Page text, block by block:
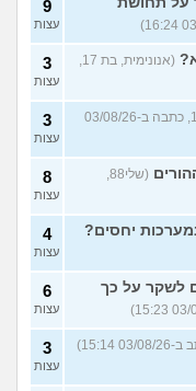
9
עצות
(אנונימית, בת 17,
3
עצות
(שירה, בת 18, כתבה ב-03/08/26
3
עצות
(שלי88,
8
עצות
יחסים? 4
עצות
לשקר על כך
6
עצות
3
עצות